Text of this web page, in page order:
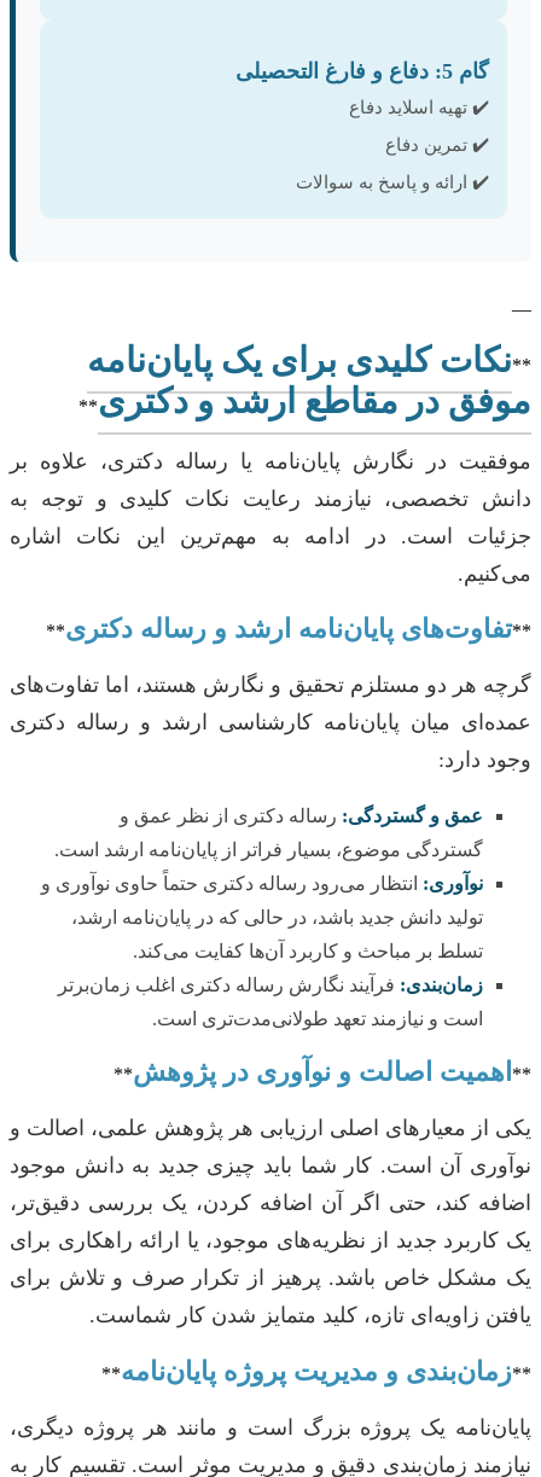
گام 5: دفاع و فارغ التحصیلی
✔️ تهیه اسلاید دفاع
✔️ تمرین دفاع
✔️ ارائه و پاسخ به سوالات
—
**نکات کلیدی برای یک پایان‌نامه
موفق در مقاطع ارشد و دکتری**
موفقیت در نگارش پایان‌نامه یا رساله دکتری، علاوه بر
دانش تخصصی، نیازمند رعایت نکات کلیدی و توجه به
جزئیات است. در ادامه به مهم‌ترین این نکات اشاره
می‌کنیم.
**تفاوت‌های پایان‌نامه ارشد و رساله دکتری**
گرچه هر دو مستلزم تحقیق و نگارش هستند، اما تفاوت‌های
عمده‌ای میان پایان‌نامه کارشناسی ارشد و رساله دکتری
وجود دارد:
عمق و گستردگی: رساله دکتری از نظر عمق و
گستردگی موضوع، بسیار فراتر از پایان‌نامه ارشد است.
نوآوری: انتظار می‌رود رساله دکتری حتماً حاوی نوآوری و
تولید دانش جدید باشد، در حالی که در پایان‌نامه ارشد،
تسلط بر مباحث و کاربرد آن‌ها کفایت می‌کند.
زمان‌بندی: فرآیند نگارش رساله دکتری اغلب زمان‌برتر
است و نیازمند تعهد طولانی‌مدت‌تری است.
** اهمیت اصالت و نوآوری در پژوهش**
یکی از معیارهای اصلی ارزیابی هر پژوهش علمی، اصالت و
نوآوری آن است. کار شما باید چیزی جدید به دانش موجود
اضافه کند، حتی اگر آن اضافه کردن، یک بررسی دقیق‌تر،
یک کاربرد جدید از نظریه‌های موجود، یا ارائه راهکاری برای
یک مشکل خاص باشد. پرهیز از تکرار صرف و تلاش برای
یافتن زاویه‌ای تازه، کلید متمایز شدن کار شماست.
**زمان‌بندی و مدیریت پروژه پایان‌نامه**
پایان‌نامه یک پروژه بزرگ است و مانند هر پروژه دیگری،
نیازمند زمان‌بندی دقیق و مدیریت موثر است. تقسیم کار به